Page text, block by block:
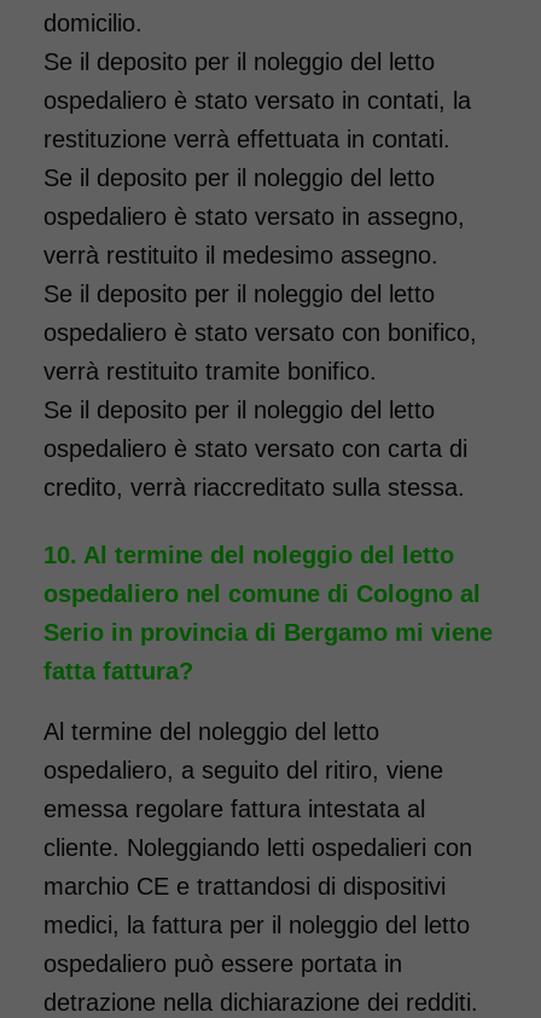
domicilio.
Se il deposito per il noleggio del letto
ospedaliero è stato versato in contati, la
restituzione verrà effettuata in contati.
Se il deposito per il noleggio del letto
ospedaliero è stato versato in assegno,
verrà restituito il medesimo assegno.
Se il deposito per il noleggio del letto
ospedaliero è stato versato con bonifico,
verrà restituito tramite bonifico.
Se il deposito per il noleggio del letto
ospedaliero è stato versato con carta di
credito, verrà riaccreditato sulla stessa.
Al termine del noleggio del letto
ospedaliero nel comune di Cologno al
Serio in provincia di Bergamo mi viene
fatta fattura?
Al termine del noleggio del letto
ospedaliero, a seguito del ritiro, viene
emessa regolare fattura intestata al
cliente. Noleggiando letti ospedalieri con
marchio CE e trattandosi di dispositivi
medici, la fattura per il noleggio del letto
ospedaliero può essere portata in
detrazione nella dichiarazione dei redditi.